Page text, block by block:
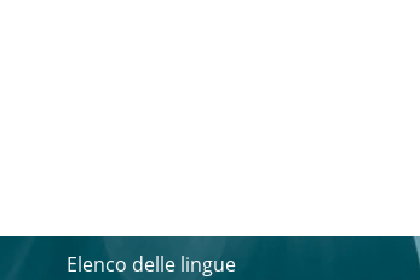
Elenco delle lingue